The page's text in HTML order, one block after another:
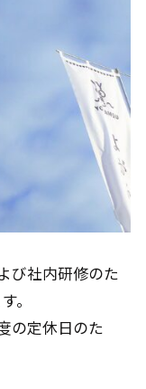
び社内研修のた
。
の定休日のた